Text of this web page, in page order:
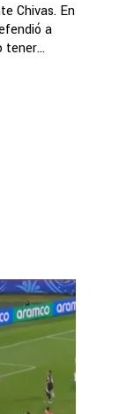
Chivas. En
a
tener...